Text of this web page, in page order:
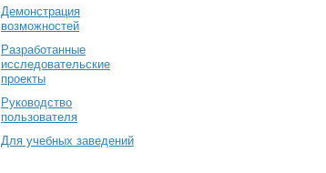
Демонстрация
возможностей
Разработанные
исследовательские
проекты
Руководство
пользователя
Для учебных заведений